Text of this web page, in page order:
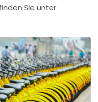
Sie unter